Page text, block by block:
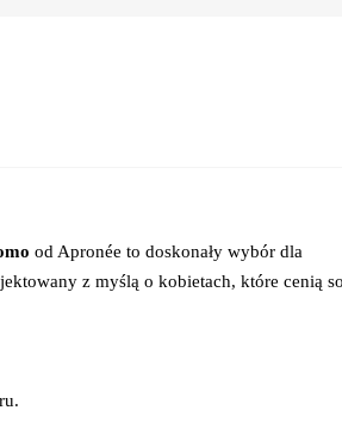
od Apronée to doskonały wybór dla
z myślą o kobietach, które cenią